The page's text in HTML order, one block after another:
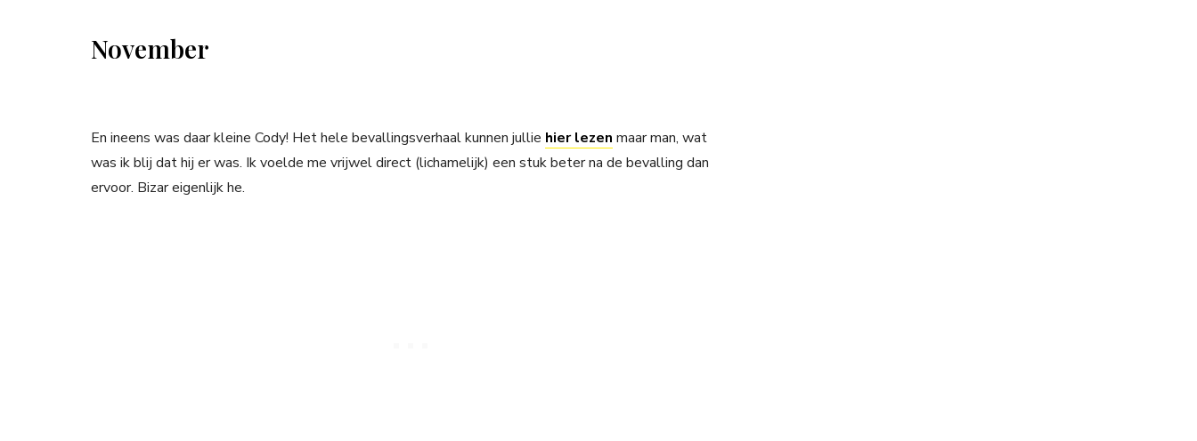
November
En ineens was daar kleine Cody! Het hele bevallingsverhaal kunnen jullie hier lezen maar man, wat
was ik blij dat hij er was. Ik voelde me vrijwel direct (lichamelijk) een stuk beter na de bevalling dan
ervoor. Bizar eigenlijk he.